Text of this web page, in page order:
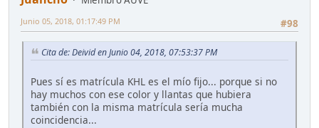
#98
Junio 05, 2018, 01:17:49 PM
Cita de: Deivid en Junio 04, 2018, 07:53:37 PM
Pues sí es matrícula KHL es el mío fijo... porque si no
hay muchos con ese color y llantas que hubiera
también con la misma matrícula sería mucha
coincidencia...